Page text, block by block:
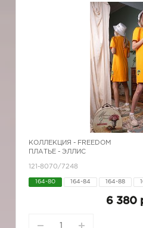
КОЛЛЕКЦИЯ - FREEDOM
ПЛАТЬЕ - ЭЛЛИС
121-8070/7248
164-80 164-84 164-88
6 380